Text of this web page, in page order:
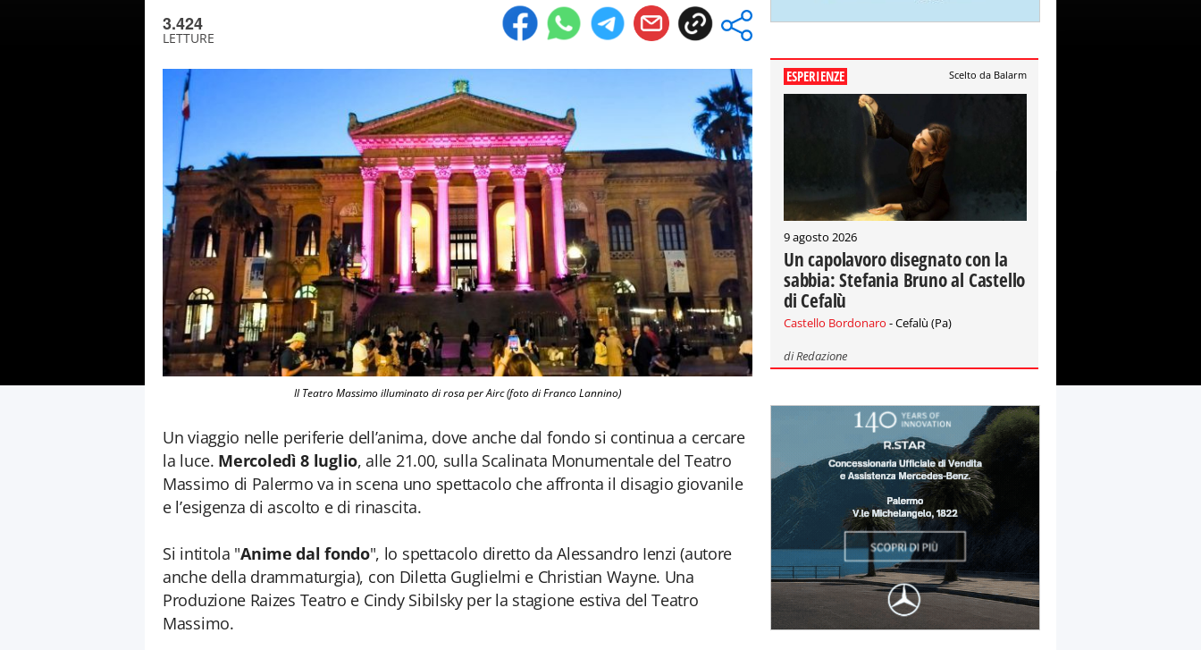
3.424
LETTURE
Il Teatro Massimo illuminato di rosa per Airc (foto di Franco Lannino)
Un viaggio nelle periferie dell’anima, dove anche dal fondo si continua a cercare
la luce. Mercoledì 8 luglio, alle 21.00, sulla Scalinata Monumentale del Teatro
Massimo di Palermo va in scena uno spettacolo che affronta il disagio giovanile
e l’esigenza di ascolto e di rinascita.
Si intitola "Anime dal fondo", lo spettacolo diretto da Alessandro Ienzi (autore
anche della drammaturgia), con Diletta Guglielmi e Christian Wayne. Una
Produzione Raizes Teatro e Cindy Sibilsky per la stagione estiva del Teatro
Massimo.
ESPERIENZE Scelto da Balarm
9 agosto 2026
Un capolavoro disegnato con la
sabbia: Stefania Bruno al Castello
di Cefalù
Castello Bordonaro - Cefalù (Pa)
diRedazione